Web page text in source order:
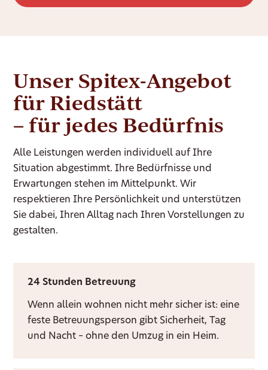
Unser Spitex-Angebot
für Riedstätt
– für jedes Bedürfnis
Alle Leistungen werden individuell auf Ihre
Situation abgestimmt. Ihre Bedürfnisse und
Erwartungen stehen im Mittelpunkt. Wir
respektieren Ihre Persönlichkeit und unterstützen
Sie dabei, Ihren Alltag nach Ihren Vorstellungen zu
gestalten.
24 Stunden Betreuung
Wenn allein wohnen nicht mehr sicher ist: eine
feste Betreuungsperson gibt Sicherheit, Tag
und Nacht – ohne den Umzug in ein Heim.